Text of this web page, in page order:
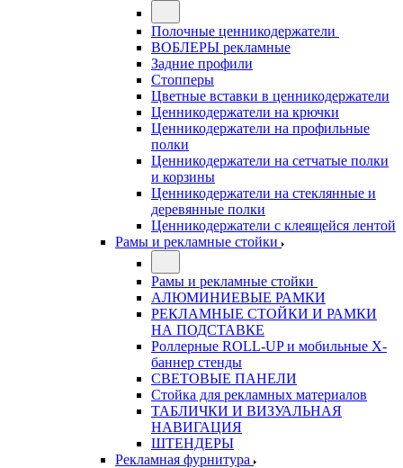
Полочные ценникодержатели
ВОБЛЕРЫ рекламные
Задние профили
Стопперы
Цветные вставки в ценникодержатели
Ценникодержатели на крючки
Ценникодержатели на профильные
полки
Ценникодержатели на сетчатые полки
и корзины
Ценникодержатели на стеклянные и
деревянные полки
Ценникодержатели с клеящейся лентой
Рамы и рекламные стойки
Рамы и рекламные стойки
АЛЮМИНИЕВЫЕ РАМКИ
РЕКЛАМНЫЕ СТОЙКИ И РАМКИ
НА ПОДСТАВКЕ
Роллерные ROLL-UP и мобильные X-
баннер стенды
СВЕТОВЫЕ ПАНЕЛИ
Стойка для рекламных материалов
ТАБЛИЧКИ И ВИЗУАЛЬНАЯ
НАВИГАЦИЯ
ШТЕНДЕРЫ
Рекламная фурнитура